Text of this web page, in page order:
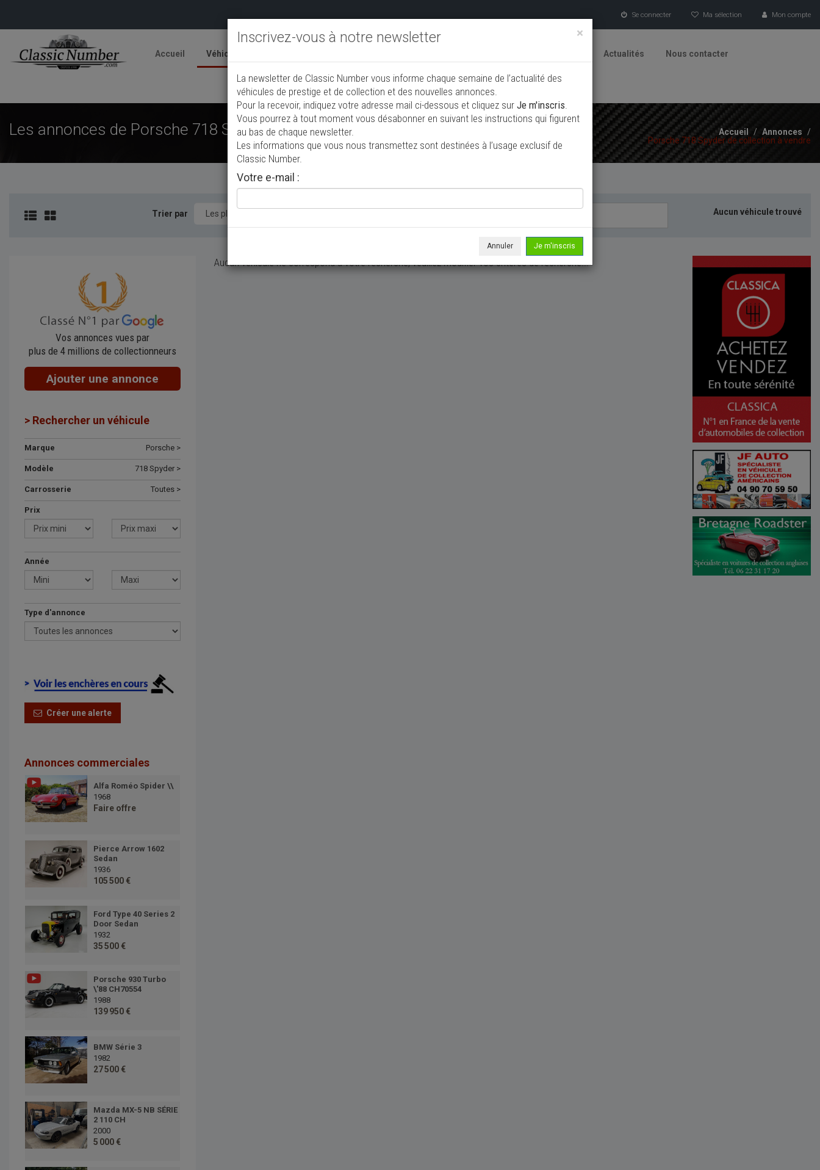
Se connecter Ma sélection Mon compte
Accueil Véhicules Actualités Nous contacter
Ajouter une annonce
Les annonces de Porsche 718 Spyder de collection à vendre Accueil / Annonces
/
Porsche 718 Spyder de collection à vendre
Trier par Aucun véhicule trouvé
Vos annonces vues par
plus de 4 millions de collectionneurs
Ajouter une annonce
> Rechercher un véhicule
Marque Porsche >
Modèle 718 Spyder >
Carrosserie Toutes >
Prix
Année
Type d'annonce
Créer une alerte
Annonces commerciales
Alfa Roméo Spider \\
1968
Faire offre
Pierce Arrow 1602
Sedan
1936
105 500 €
Ford Type 40 Series 2
Door Sedan
1932
35 500 €
Porsche 930 Turbo
\'88 CH70554
1988
139 950 €
BMW Série 3
1982
27 500 €
Mazda MX-5 NB SÉRIE
2 110 CH
2000
5 000 €
Aucun véhicule ne correspond à votre recherche, veuillez modifier vos critères de recherche...
×
Inscrivez-vous à notre newsletter
La newsletter de Classic Number vous informe chaque semaine de l’actualité des
véhicules de prestige et de collection et des nouvelles annonces.
Pour la recevoir, indiquez votre adresse mail ci-dessous et cliquez sur Je m'inscris.
Vous pourrez à tout moment vous désabonner en suivant les instructions qui figurent
au bas de chaque newsletter.
Les informations que vous nous transmettez sont destinées à l’usage exclusif de
Classic Number.
Votre e-mail :
Annuler Je m'inscris